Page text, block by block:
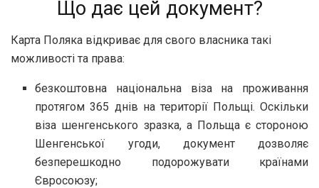
Що дає цей документ?
Карта Поляка відкриває для свого власника такі
можливості та права:
безкоштовна національна віза на проживання
протягом 365 днів на території Польщі. Оскільки
віза шенгенського зразка, а Польща є стороною
Шенгенської угоди, документ дозволяє
безперешкодно подорожувати країнами
Євросоюзу;